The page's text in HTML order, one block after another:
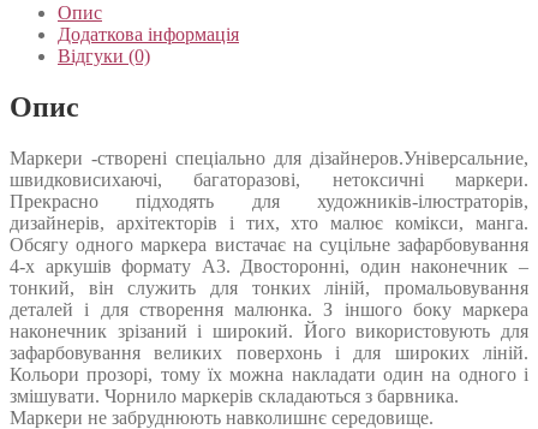
Опис
Додаткова інформація
Відгуки (0)
Опис
Маркери -створені спеціально для дізайнеров.Універсальние,
швидковисихаючі, багаторазові, нетоксичні маркери.
Прекрасно підходять для художників-ілюстраторів,
дизайнерів, архітекторів і тих, хто малює комікси, манга.
Обсягу одного маркера вистачає на суцільне зафарбовування
4-х аркушів формату А3. Двосторонні, один наконечник –
тонкий, він служить для тонких ліній, промальовування
деталей і для створення малюнка. З іншого боку маркера
наконечник зрізаний і широкий. Його використовують для
зафарбовування великих поверхонь і для широких ліній.
Кольори прозорі, тому їх можна накладати один на одного і
змішувати. Чорнило маркерів складаються з барвника.
Маркери не забруднюють навколишнє середовище.